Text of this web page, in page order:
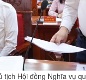
tịch Hội đồng Nghĩa vụ